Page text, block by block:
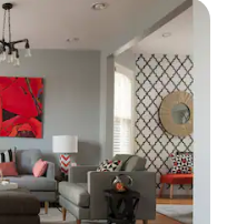
destacados